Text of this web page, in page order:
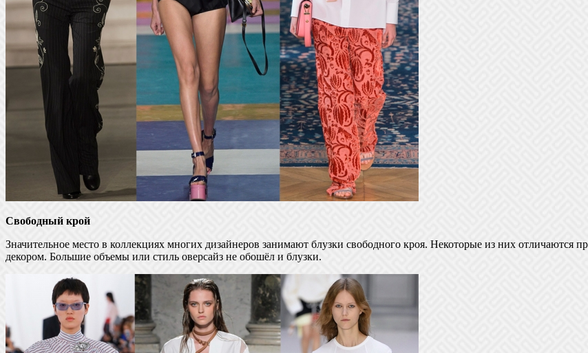
Свободный крой
Значительное место в коллекциях многих дизайнеров занимают блузки свободного кроя. Некоторые из них
декором. Большие объемы или стиль оверсайз не обошёл и блузки.